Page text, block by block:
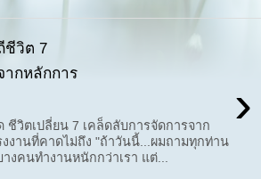
ชีวิต 7
ากหลักการ
›
ชีวิตเปลี่ยน 7 เคล็ดลับการจัดการจาก
งานที่คาดไม่ถึง "ถ้าวันนี้...ผมถามทุกท่าน
างคนทำงานหนักกว่าเรา แต่...